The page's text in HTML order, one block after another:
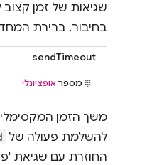
שגיאות של זמן
בחיבור. ברירת המחדל
sendTimeout
מספר אופציונלי
משך הזמן
להשלמת פעולה של
החוזרת עם שגיאת